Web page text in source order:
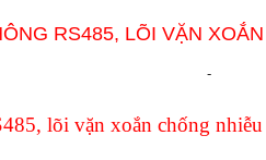
RS485, LÕI VẶN
-
lõi vặn xoắn chống nhiễu